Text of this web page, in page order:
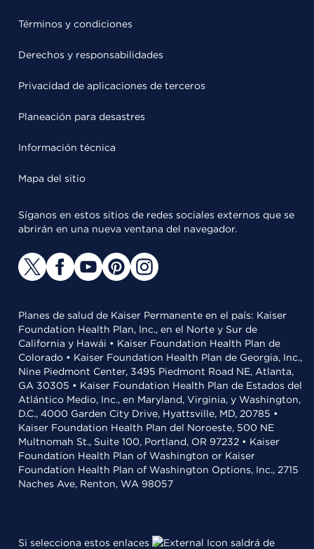
Términos y condiciones
Derechos y responsabilidades
Privacidad de aplicaciones de terceros
Planeación para desastres
Información técnica
Mapa del sitio
Síganos en estos sitios de redes sociales externos que se
abrirán en una nueva ventana del navegador.
Planes de salud de Kaiser Permanente en el país: Kaiser
Foundation Health Plan, Inc., en el Norte y Sur de
California y Hawái • Kaiser Foundation Health Plan de
Colorado • Kaiser Foundation Health Plan de Georgia, Inc.,
Nine Piedmont Center, 3495 Piedmont Road NE, Atlanta,
GA 30305 • Kaiser Foundation Health Plan de Estados del
Atlántico Medio, Inc., en Maryland, Virginia, y Washington,
D.C., 4000 Garden City Drive, Hyattsville, MD, 20785 •
Kaiser Foundation Health Plan del Noroeste, 500 NE
Multnomah St., Suite 100, Portland, OR 97232 • Kaiser
Foundation Health Plan of Washington or Kaiser
Foundation Health Plan of Washington Options, Inc., 2715
Naches Ave, Renton, WA 98057
Si selecciona estos enlaces saldrá de